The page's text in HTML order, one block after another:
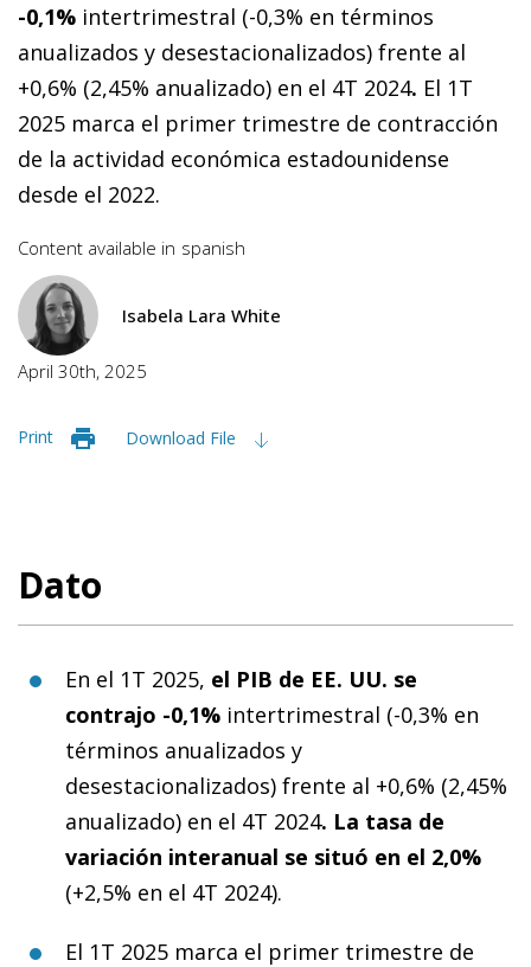
-0,1% intertrimestral (-0,3% en términos
anualizados y desestacionalizados) frente al
+0,6% (2,45% anualizado) en el 4T 2024. El 1T
2025 marca el primer trimestre de contracción
de la actividad económica estadounidense
desde el 2022.
Content available in spanish
Isabela Lara White
April 30th, 2025
Print Download File
Dato
En el 1T 2025, el PIB de EE. UU. se
contrajo -0,1% intertrimestral (-0,3% en
términos anualizados y
desestacionalizados) frente al +0,6% (2,45%
anualizado) en el 4T 2024. La tasa de
variación interanual se situó en el 2,0%
(+2,5% en el 4T 2024).
El 1T 2025 marca el primer trimestre de